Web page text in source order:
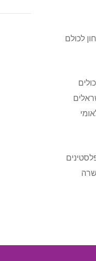
לכולם